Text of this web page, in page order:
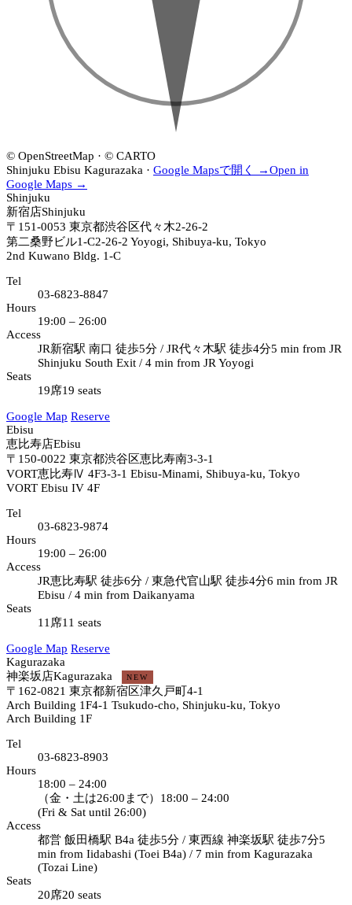
新
宿
店
19:00–
26:00
EBISU
恵
比
·
19:00–
26:00
© OpenStreetMap · © CARTO
Shinjuku Ebisu Kagurazaka · Google Mapsで開く →Open in
Google Maps →
Shinjuku
新宿店Shinjuku
〒151-0053 東京都渋谷区代々木2-26-2
第二桑野ビル1-C2-26-2 Yoyogi, Shibuya-ku, Tokyo
2nd Kuwano Bldg. 1-C
Tel
03-6823-8847
Hours
19:00 – 26:00
Access
JR新宿駅 南口 徒歩5分 / JR代々木駅 徒歩4分5 min from JR
Shinjuku South Exit / 4 min from JR Yoyogi
Seats
19席19 seats
Google Map Reserve
Ebisu
恵比寿店Ebisu
〒150-0022 東京都渋谷区恵比寿南3-3-1
VORT恵比寿Ⅳ 4F3-3-1 Ebisu-Minami, Shibuya-ku, Tokyo
VORT Ebisu IV 4F
Tel
03-6823-9874
Hours
19:00 – 26:00
Access
JR恵比寿駅 徒歩6分 / 東急代官山駅 徒歩4分6 min from JR
Ebisu / 4 min from Daikanyama
Seats
11席11 seats
Google Map Reserve
Kagurazaka
神楽坂店Kagurazaka NEW
〒162-0821 東京都新宿区津久戸町4-1
Arch Building 1F4-1 Tsukudo-cho, Shinjuku-ku, Tokyo
Arch Building 1F
Tel
03-6823-8903
Hours
18:00 – 24:00
（金・土は26:00まで） 18:00 – 24:00
(Fri & Sat until 26:00)
Access
都営 飯田橋駅 B4a 徒歩5分 / 東西線 神楽坂駅 徒歩7分5
min from Iidabashi (Toei B4a) / 7 min from Kagurazaka
(Tozai Line)
Seats
20席20 seats